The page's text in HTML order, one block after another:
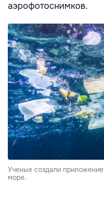
аэрофотоснимков.
Ученые создали
море.